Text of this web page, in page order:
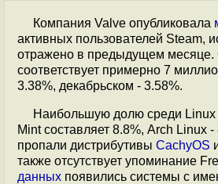
Компания Valve опубликовала
активных пользователей Steam,
отражено в предыдущем месяце.
соответствует примерно 7
3.38%, декабрьском - 3.58%.
Наибольшую долю среди Linux
Mint составляет 8.8%, Arch Linux
пропали дистрибутивы CachyOS
также отсутствует упоминание
данных появились системы с